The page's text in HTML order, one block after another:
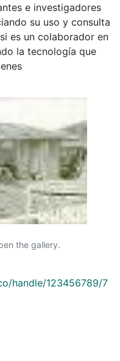
e investigadores
su uso y consulta
es un colaborador en
la tecnología que
the gallery.
handle/123456789/7